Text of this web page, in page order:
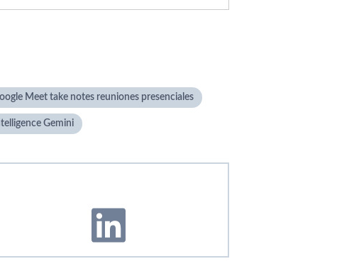
Meet take notes reuniones presenciales
Gemini